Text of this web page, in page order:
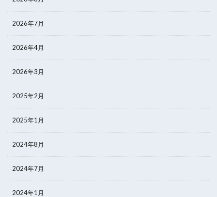
2026年7月
2026年4月
2026年3月
2025年2月
2025年1月
2024年8月
2024年7月
2024年1月